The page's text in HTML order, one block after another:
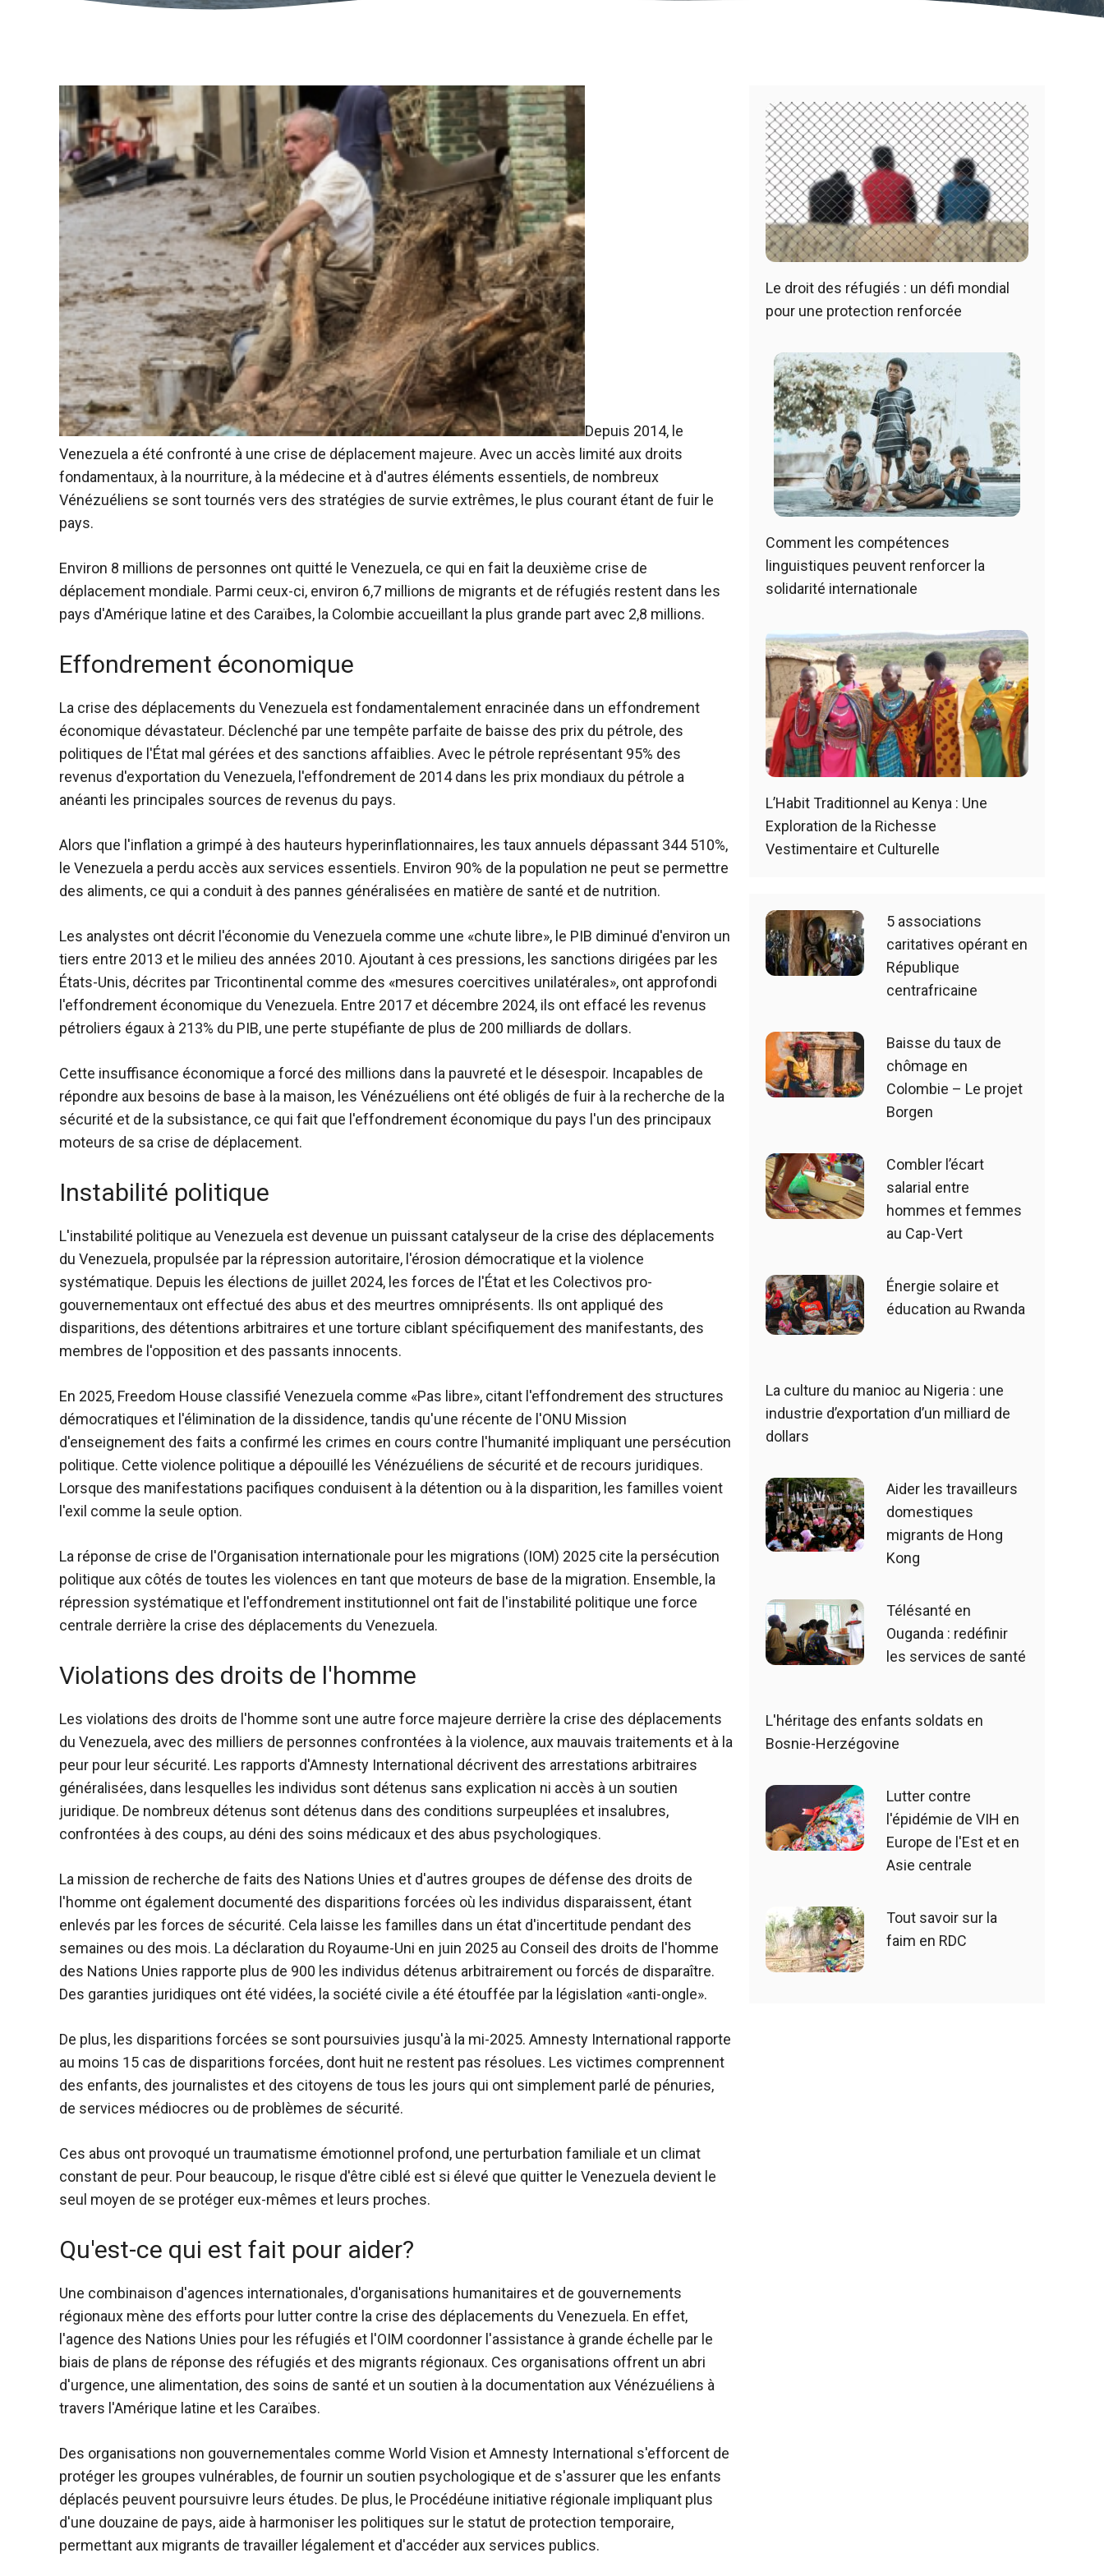
Depuis 2014, le
Venezuela a été confronté à une crise de déplacement majeure. Avec un accès limité aux droits
fondamentaux, à la nourriture, à la médecine et à d'autres éléments essentiels, de nombreux
Vénézuéliens se sont tournés vers des stratégies de survie extrêmes, le plus courant étant de fuir le
pays.
Environ 8 millions de personnes ont quitté le Venezuela, ce qui en fait la deuxième crise de
déplacement mondiale. Parmi ceux-ci, environ 6,7 millions de migrants et de réfugiés restent dans les
pays d'Amérique latine et des Caraïbes, la Colombie accueillant la plus grande part avec 2,8 millions.
Effondrement économique
La crise des déplacements du Venezuela est fondamentalement enracinée dans un effondrement
économique dévastateur. Déclenché par une tempête parfaite de baisse des prix du pétrole, des
politiques de l'État mal gérées et des sanctions affaiblies. Avec le pétrole représentant 95% des
revenus d'exportation du Venezuela, l'effondrement de 2014 dans les prix mondiaux du pétrole a
anéanti les principales sources de revenus du pays.
Alors que l'inflation a grimpé à des hauteurs hyperinflationnaires, les taux annuels dépassant 344 510%,
le Venezuela a perdu accès aux services essentiels. Environ 90% de la population ne peut se permettre
des aliments, ce qui a conduit à des pannes généralisées en matière de santé et de nutrition.
Les analystes ont décrit l'économie du Venezuela comme une «chute libre», le PIB diminué d'environ un
tiers entre 2013 et le milieu des années 2010. Ajoutant à ces pressions, les sanctions dirigées par les
États-Unis, décrites par Tricontinental comme des «mesures coercitives unilatérales», ont approfondi
l'effondrement économique du Venezuela. Entre 2017 et décembre 2024, ils ont effacé les revenus
pétroliers égaux à 213% du PIB, une perte stupéfiante de plus de 200 milliards de dollars.
Cette insuffisance économique a forcé des millions dans la pauvreté et le désespoir. Incapables de
répondre aux besoins de base à la maison, les Vénézuéliens ont été obligés de fuir à la recherche de la
sécurité et de la subsistance, ce qui fait que l'effondrement économique du pays l'un des principaux
moteurs de sa crise de déplacement.
Instabilité politique
L'instabilité politique au Venezuela est devenue un puissant catalyseur de la crise des déplacements
du Venezuela, propulsée par la répression autoritaire, l'érosion démocratique et la violence
systématique. Depuis les élections de juillet 2024, les forces de l'État et les Colectivos pro-
gouvernementaux ont effectué des abus et des meurtres omniprésents. Ils ont appliqué des
disparitions, des détentions arbitraires et une torture ciblant spécifiquement des manifestants, des
membres de l'opposition et des passants innocents.
En 2025, Freedom House classifié Venezuela comme «Pas libre», citant l'effondrement des structures
démocratiques et l'élimination de la dissidence, tandis qu'une récente de l'ONU Mission
d'enseignement des faits a confirmé les crimes en cours contre l'humanité impliquant une persécution
politique. Cette violence politique a dépouillé les Vénézuéliens de sécurité et de recours juridiques.
Lorsque des manifestations pacifiques conduisent à la détention ou à la disparition, les familles voient
l'exil comme la seule option.
La réponse de crise de l'Organisation internationale pour les migrations (IOM) 2025 cite la persécution
politique aux côtés de toutes les violences en tant que moteurs de base de la migration. Ensemble, la
répression systématique et l'effondrement institutionnel ont fait de l'instabilité politique une force
centrale derrière la crise des déplacements du Venezuela.
Violations des droits de l'homme
Les violations des droits de l'homme sont une autre force majeure derrière la crise des déplacements
du Venezuela, avec des milliers de personnes confrontées à la violence, aux mauvais traitements et à la
peur pour leur sécurité. Les rapports d'Amnesty International décrivent des arrestations arbitraires
généralisées, dans lesquelles les individus sont détenus sans explication ni accès à un soutien
juridique. De nombreux détenus sont détenus dans des conditions surpeuplées et insalubres,
confrontées à des coups, au déni des soins médicaux et des abus psychologiques.
La mission de recherche de faits des Nations Unies et d'autres groupes de défense des droits de
l'homme ont également documenté des disparitions forcées où les individus disparaissent, étant
enlevés par les forces de sécurité. Cela laisse les familles dans un état d'incertitude pendant des
semaines ou des mois. La déclaration du Royaume-Uni en juin 2025 au Conseil des droits de l'homme
des Nations Unies rapporte plus de 900 les individus détenus arbitrairement ou forcés de disparaître.
Des garanties juridiques ont été vidées, la société civile a été étouffée par la législation «anti-ongle».
De plus, les disparitions forcées se sont poursuivies jusqu'à la mi-2025. Amnesty International rapporte
au moins 15 cas de disparitions forcées, dont huit ne restent pas résolues. Les victimes comprennent
des enfants, des journalistes et des citoyens de tous les jours qui ont simplement parlé de pénuries,
de services médiocres ou de problèmes de sécurité.
Ces abus ont provoqué un traumatisme émotionnel profond, une perturbation familiale et un climat
constant de peur. Pour beaucoup, le risque d'être ciblé est si élevé que quitter le Venezuela devient le
seul moyen de se protéger eux-mêmes et leurs proches.
Qu'est-ce qui est fait pour aider?
Une combinaison d'agences internationales, d'organisations humanitaires et de gouvernements
régionaux mène des efforts pour lutter contre la crise des déplacements du Venezuela. En effet,
l'agence des Nations Unies pour les réfugiés et l'OIM coordonner l'assistance à grande échelle par le
biais de plans de réponse des réfugiés et des migrants régionaux. Ces organisations offrent un abri
d'urgence, une alimentation, des soins de santé et un soutien à la documentation aux Vénézuéliens à
travers l'Amérique latine et les Caraïbes.
Des organisations non gouvernementales comme World Vision et Amnesty International s'efforcent de
protéger les groupes vulnérables, de fournir un soutien psychologique et de s'assurer que les enfants
déplacés peuvent poursuivre leurs études. De plus, le Procédéune initiative régionale impliquant plus
d'une douzaine de pays, aide à harmoniser les politiques sur le statut de protection temporaire,
permettant aux migrants de travailler légalement et d'accéder aux services publics.
Le droit des réfugiés : un défi mondial
pour une protection renforcée
Comment les compétences
linguistiques peuvent renforcer la
solidarité internationale
L’Habit Traditionnel au Kenya : Une
Exploration de la Richesse
Vestimentaire et Culturelle
5 associations
caritatives opérant en
République
centrafricaine
Baisse du taux de
chômage en
Colombie – Le projet
Borgen
Combler l’écart
salarial entre
hommes et femmes
au Cap-Vert
Énergie solaire et
éducation au Rwanda
La culture du manioc au Nigeria : une
industrie d’exportation d’un milliard de
dollars
Aider les travailleurs
domestiques
migrants de Hong
Kong
Télésanté en
Ouganda : redéfinir
les services de santé
L'héritage des enfants soldats en
Bosnie-Herzégovine
Lutter contre
l'épidémie de VIH en
Europe de l'Est et en
Asie centrale
Tout savoir sur la
faim en RDC